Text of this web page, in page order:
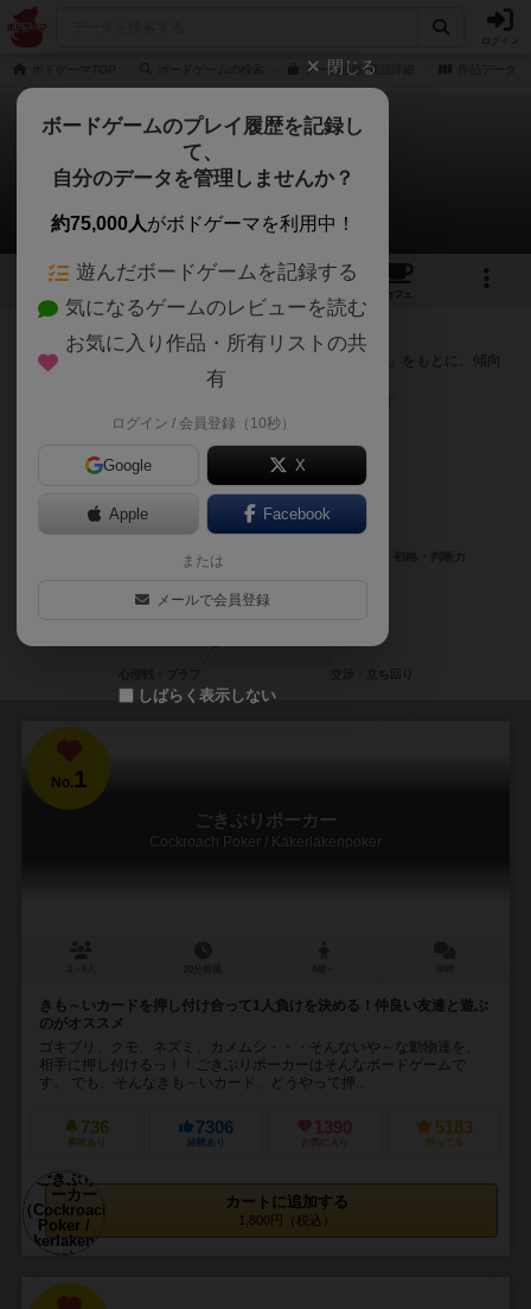
クーの通販/商品詳細
クー
次のおすすめボードゲーム
3 1 20
カフェ
『クー』が好きな方へのおすすめ
このゲームのトップページで投票された「プレイ感の評価」をもとに、傾向
が近いボードゲームをランキング形式で紹介します。
No.1
ごきぶりポーカー
Cockroach Poker / Kakerlakenpoker
きも～いカードを押し付け合って1人負けを決める！仲良い友達と遊ぶ
のがオススメ
ゴキブリ、クモ、ネズミ、カメムシ・・・そんないや～な動物達を、
相手に押し付けるっ！！ごきぶりポーカーはそんなボードゲームで
す。 でも、そんなきも～いカード、どうやって押...
736
興味あり
7306
経験あり
1390
お気に入り
5183
持ってる
カートに追加する
1,800円（税込）
閉じる
ボードゲームのプレイ履歴を記録し
て、
自分のデータを管理しませんか？
約75,000人がボドゲーマを利用中！
遊んだボードゲームを記録する
気になるゲームのレビューを読む
お気に入り作品・所有リストの共
有
ログイン / 会員登録（10秒）
Google X
Apple Facebook
または
メールで会員登録
しばらく表示しない